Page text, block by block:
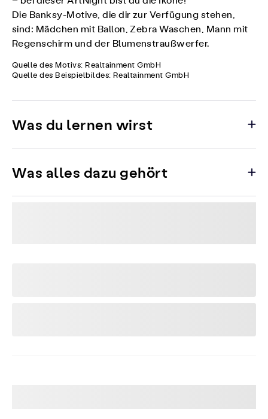
Die Banksy-Motive, die dir zur Verfügung stehen,
sind: Mädchen mit Ballon, Zebra Waschen, Mann mit
Regenschirm und der Blumenstraußwerfer.
Quelle des Motivs: Realtainment GmbH
Quelle des Beispielbildes: Realtainment GmbH
Was du lernen wirst
Was alles dazu gehört